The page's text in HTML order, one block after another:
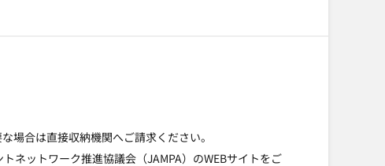
場合は直接収納機関へご請求ください。
ネットワーク推進協議会（JAMPA）のWEBサイトをご